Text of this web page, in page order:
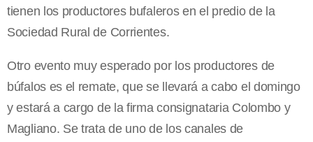
tienen los productores bufaleros en el predio de la
Sociedad Rural de Corrientes.
Otro evento muy esperado por los productores de
búfalos es el remate, que se llevará a cabo el domingo
y estará a cargo de la firma consignataria Colombo y
Magliano. Se trata de uno de los canales de